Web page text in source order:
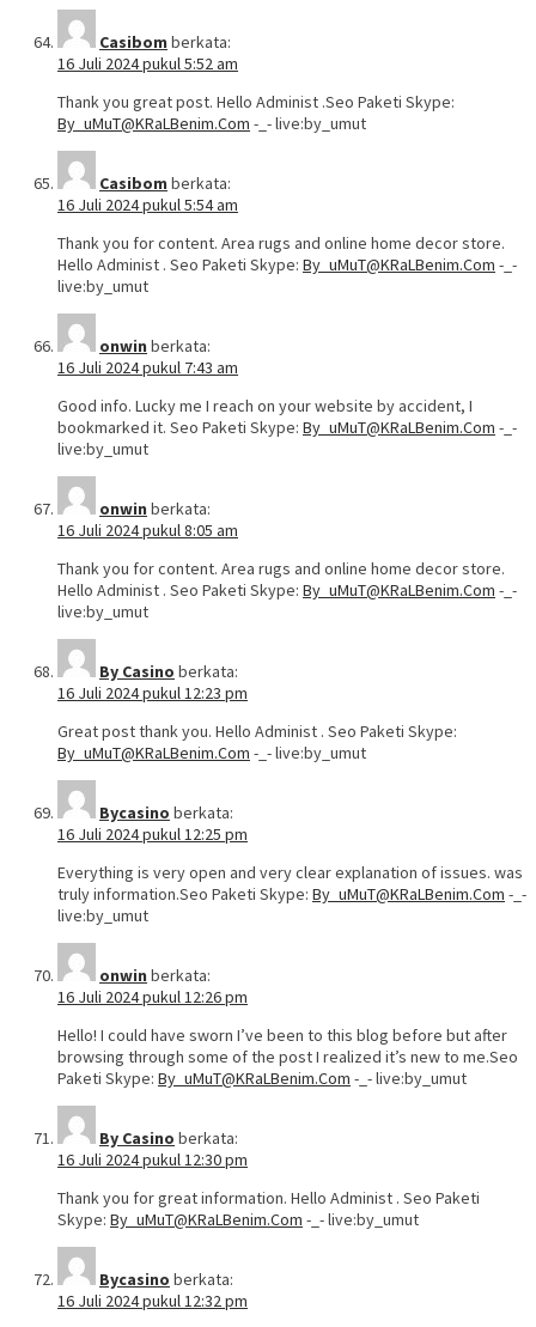
Casibom berkata:
16 Juli 2024 pukul 5:52 am
Thank you great post. Hello Administ .Seo Paketi Skype:
By_uMuT@KRaLBenim.Com -_- live:by_umut
Casibom berkata:
16 Juli 2024 pukul 5:54 am
Thank you for content. Area rugs and online home decor store.
Hello Administ . Seo Paketi Skype: By_uMuT@KRaLBenim.Com -_-
live:by_umut
onwin berkata:
16 Juli 2024 pukul 7:43 am
Good info. Lucky me I reach on your website by accident, I
bookmarked it. Seo Paketi Skype: By_uMuT@KRaLBenim.Com -_-
live:by_umut
onwin berkata:
16 Juli 2024 pukul 8:05 am
Thank you for content. Area rugs and online home decor store.
Hello Administ . Seo Paketi Skype: By_uMuT@KRaLBenim.Com -_-
live:by_umut
By Casino berkata:
16 Juli 2024 pukul 12:23 pm
Great post thank you. Hello Administ . Seo Paketi Skype:
By_uMuT@KRaLBenim.Com -_- live:by_umut
Bycasino berkata:
16 Juli 2024 pukul 12:25 pm
Everything is very open and very clear explanation of issues. was
truly information.Seo Paketi Skype: By_uMuT@KRaLBenim.Com -_-
live:by_umut
onwin berkata:
16 Juli 2024 pukul 12:26 pm
Hello! I could have sworn I’ve been to this blog before but after
browsing through some of the post I realized it’s new to me.Seo
Paketi Skype: By_uMuT@KRaLBenim.Com -_- live:by_umut
By Casino berkata:
16 Juli 2024 pukul 12:30 pm
Thank you for great information. Hello Administ . Seo Paketi
Skype: By_uMuT@KRaLBenim.Com -_- live:by_umut
Bycasino berkata:
16 Juli 2024 pukul 12:32 pm